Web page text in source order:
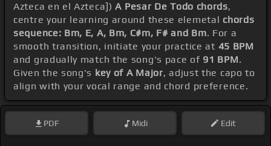
Azteca en el Azteca])A Pesar De Todo chords,
centre your learning around these elemetal chords
sequence: Bm, E, A, Bm, C#m, F# and Bm. For a
smooth transition, initiate your practice at 45 BPM
and gradually match the song's pace of 91 BPM.
Given the song's key of A Major, adjust the capo to
align with your vocal range and chord preference.
PDF Midi Edit